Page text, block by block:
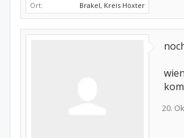
Ort:
Brakel, Kreis Höxter
20.